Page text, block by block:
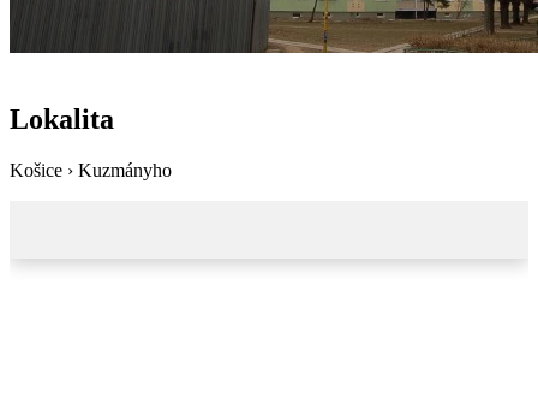
Lokalita
Košice › Kuzmányho